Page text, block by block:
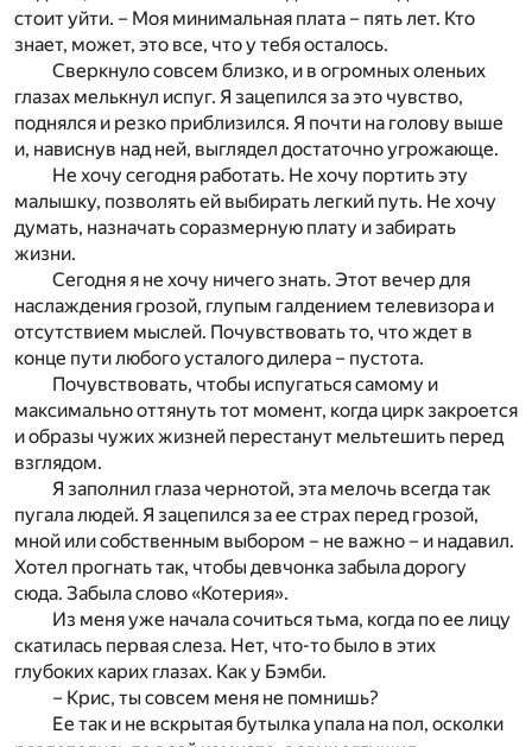
стоит уйти. – Моя минимальная плата – пять лет. Кто
знает, может, это все, что у тебя осталось.
Сверкнуло совсем близко, и в огромных оленьих
глазах мелькнул испуг. Я зацепился за это чувство,
поднялся и резко приблизился. Я почти на голову выше
и, нависнув над ней, выглядел достаточно угрожающе.
Не хочу сегодня работать. Не хочу портить эту
малышку, позволять ей выбирать легкий путь. Не хочу
думать, назначать соразмерную плату и забирать
жизни.
Сегодня я не хочу ничего знать. Этот вечер для
наслаждения грозой, глупым галдением телевизора и
отсутствием мыслей. Почувствовать то, что ждет в
конце пути любого усталого дилера – пустота.
Почувствовать, чтобы испугаться самому и
максимально оттянуть тот момент, когда цирк закроется
и образы чужих жизней перестанут мельтешить перед
взглядом.
Я заполнил глаза чернотой, эта мелочь всегда так
пугала людей. Я зацепился за ее страх перед грозой,
мной или собственным выбором – не важно – и надавил.
Хотел прогнать так, чтобы девчонка забыла дорогу
сюда. Забыла слово «Котерия».
Из меня уже начала сочиться тьма, когда по ее лицу
скатилась первая слеза. Нет, что-то было в этих
глубоких карих глазах. Как у Бэмби.
– Крис, ты совсем меня не помнишь?
Ее так и не вскрытая бутылка упала на пол, осколки